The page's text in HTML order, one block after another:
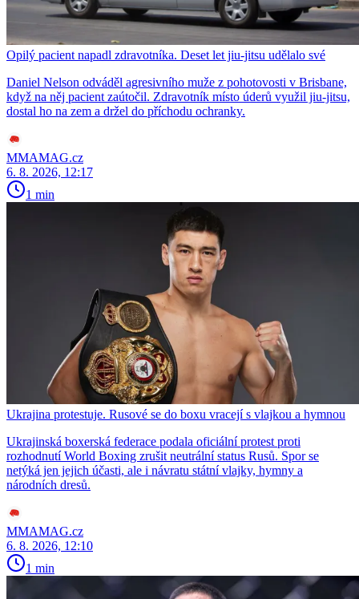
Opilý pacient napadl zdravotníka. Deset let jiu-jitsu udělalo své
Daniel Nelson odváděl agresivního muže z pohotovosti v Brisbane,
když na něj pacient zaútočil. Zdravotník místo úderů využil jiu-jitsu,
dostal ho na zem a držel do příchodu ochranky.
MMAMAG.cz
6. 8. 2026, 12:17
1 min
Ukrajina protestuje. Rusové se do boxu vracejí s vlajkou a hymnou
Ukrajinská boxerská federace podala oficiální protest proti
rozhodnutí World Boxing zrušit neutrální status Rusů. Spor se
netýká jen jejich účasti, ale i návratu státní vlajky, hymny a
národních dresů.
MMAMAG.cz
6. 8. 2026, 12:10
1 min